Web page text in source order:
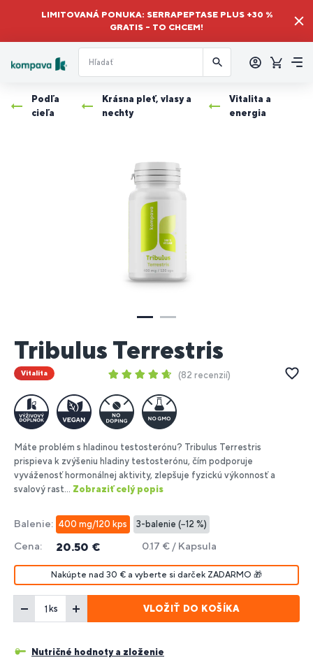
LIMITOVANÁ PONUKA: SERRAPEPTASE PLUS +30 %
GRATIS – TO CHCEM!
sa
Košík
Podľa
cieľa
Krásna pleť, vlasy a
nechty
Vitalita a
energia
Tribulus Terrestris
Vitalita 82 recenzií
Máte problém s hladinou testosterónu? Tribulus Terrestris
prispieva k zvýšeniu hladiny testosterónu, čím podporuje
vyváženosť hormonálnej aktivity, zlepšuje fyzickú výkonnosť a
svalový rast... Zobraziť celý popis
Balenie: 400 mg/120 kps 3-balenie (−12 %)
Cena: 20.50 € 0.17 € / Kapsula
Nakúpte nad 30 € a vyberte si darček ZADARMO 🎁
ks VLOŽIŤ DO KOŠÍKA
Nutričné hodnoty a zloženie